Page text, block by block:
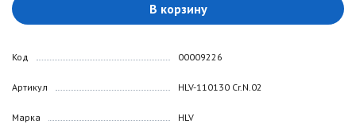
В корзину
Код
Артикул
Марка
00009226
HLV-110130 Cr.N.02
HLV